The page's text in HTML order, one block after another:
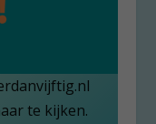
te kijken.